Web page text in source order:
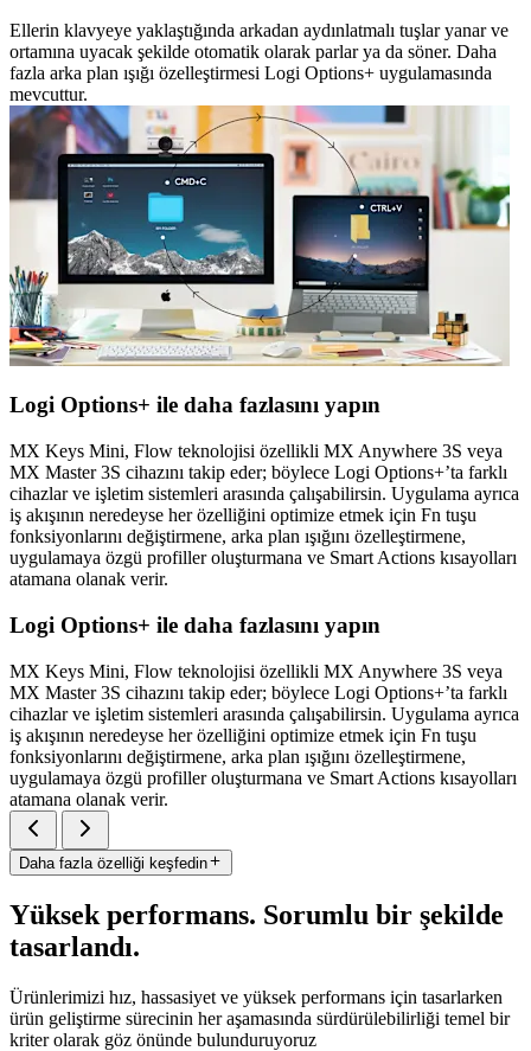
Ellerin klavyeye yaklaştığında arkadan aydınlatmalı tuşlar yanar ve
ortamına uyacak şekilde otomatik olarak parlar ya da söner. Daha
fazla arka plan ışığı özelleştirmesi Logi Options+ uygulamasında
mevcuttur.
Logi Options+ ile daha fazlasını yapın
MX Keys Mini, Flow teknolojisi özellikli MX Anywhere 3S veya
MX Master 3S cihazını takip eder; böylece Logi Options+’ta farklı
cihazlar ve işletim sistemleri arasında çalışabilirsin. Uygulama ayrıca
iş akışının neredeyse her özelliğini optimize etmek için Fn tuşu
fonksiyonlarını değiştirmene, arka plan ışığını özelleştirmene,
uygulamaya özgü profiller oluşturmana ve Smart Actions kısayolları
atamana olanak verir.
Logi Options+ ile daha fazlasını yapın
MX Keys Mini, Flow teknolojisi özellikli MX Anywhere 3S veya
MX Master 3S cihazını takip eder; böylece Logi Options+’ta farklı
cihazlar ve işletim sistemleri arasında çalışabilirsin. Uygulama ayrıca
iş akışının neredeyse her özelliğini optimize etmek için Fn tuşu
fonksiyonlarını değiştirmene, arka plan ışığını özelleştirmene,
uygulamaya özgü profiller oluşturmana ve Smart Actions kısayolları
atamana olanak verir.
Daha fazla özelliği keşfedin
Yüksek performans. Sorumlu bir şekilde
tasarlandı.
Ürünlerimizi hız, hassasiyet ve yüksek performans için tasarlarken
ürün geliştirme sürecinin her aşamasında sürdürülebilirliği temel bir
kriter olarak göz önünde bulunduruyoruz